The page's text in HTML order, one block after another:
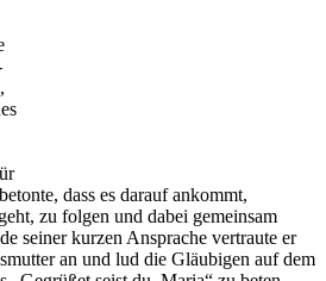
dass es darauf ankommt,
zu folgen und dabei gemeinsam
seiner kurzen Ansprache vertraute er
an und lud die Gläubigen auf dem